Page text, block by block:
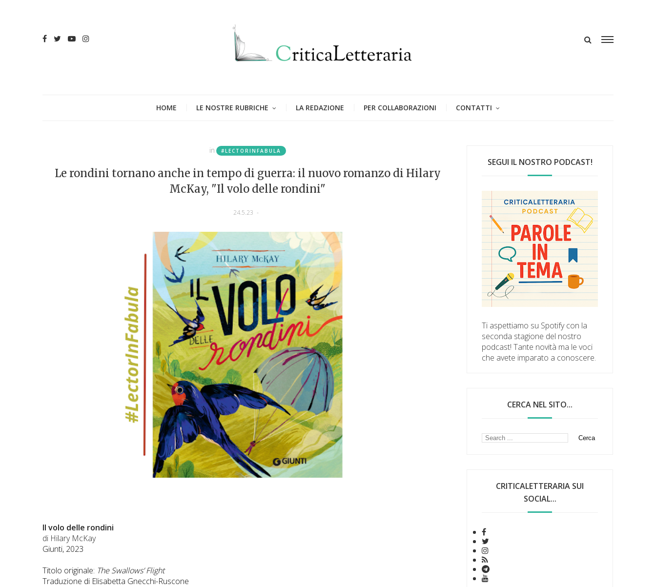
HOME LE NOSTRE RUBRICHE LA REDAZIONE PER COLLABORAZIONI CONTATTI
in #LECTORINFABULA
Le rondini tornano anche in tempo di guerra: il nuovo romanzo di Hilary
McKay, "Il volo delle rondini"
24.5.23 -
Il volo delle rondini
di Hilary McKay
Giunti, 2023
Titolo originale: The Swallows’ Flight
Traduzione di Elisabetta Gnecchi-Ruscone
SEGUI IL NOSTRO PODCAST!
Ti aspettiamo su Spotify con la
seconda stagione del nostro
podcast! Tante novità ma le voci
che avete imparato a conoscere.
CERCA NEL SITO...
CRITICALETTERARIA SUI
SOCIAL...